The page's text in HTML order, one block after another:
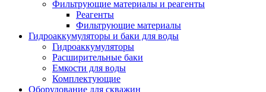
Фильтрующие материалы и реагенты
Реагенты
Фильтрующие материалы
Гидроаккумуляторы и баки для воды
Гидроаккумуляторы
Расширительные баки
Емкости для воды
Комплектующие
Оборудование для скважин